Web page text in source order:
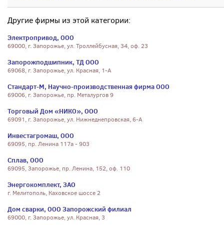
Другие фирмы из этой категории:
Электропривод, ООО
69000, г. Запорожье, ул. Троллейбусная, 34, оф. 23
Запорожподшипник, ТД ООО
69068, г. Запорожье, ул. Красная, 1-А
Стандарт-М, Научно-производственная фирма ООО
69006, г. Запорожье, пр. Металургов 9
Торговый Дом «НИКО», ООО
69091, г. Запорожье, ул. Нижнеднепровская, 6-А
Инвестагромаш, ООО
69095, пр. Ленина 117а - 903
Сплав, ООО
69095, Запорожье, пр. Ленина, 152, оф. 110
Энергокомплект, ЗАО
г. Мелитополь, Каховское шоссе 2
Дом сварки, ООО Запорожский филиал
69000, г. Запорожье, ул. Красная, 3